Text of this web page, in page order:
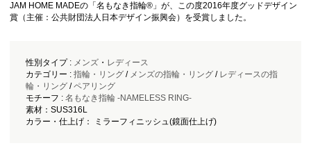
JAM HOME MADEの「名もなき指輪®」が、この度2016年度グッドデザイン
賞（主催：公共財団法人日本デザイン振興会）を受賞しました。
性別タイプ : メンズ・ レディース
カテゴリー : 指輪・リング/ メンズの指輪・リング/ レディースの指
輪・リング/ペアリング
モチーフ : 名もなき指輪 -NAMELESS RING-
素材：SUS316L
カラー・仕上げ： ミラーフィニッシュ(鏡面仕上げ)